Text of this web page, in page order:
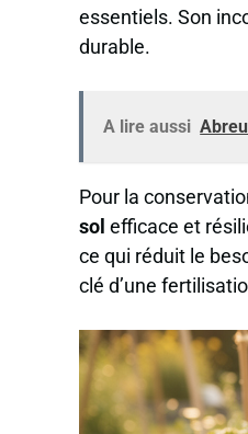
essentiels. Son
durable.
A lire aussi
Pour la
sol efficace et
ce qui réduit le
clé d’une